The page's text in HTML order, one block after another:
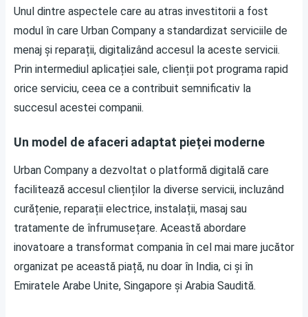
Unul dintre aspectele care au atras investitorii a fost
modul în care Urban Company a standardizat serviciile de
menaj și reparații, digitalizând accesul la aceste servicii.
Prin intermediul aplicației sale, clienții pot programa rapid
orice serviciu, ceea ce a contribuit semnificativ la
succesul acestei companii.
Un model de afaceri adaptat pieței moderne
Urban Company a dezvoltat o platformă digitală care
facilitează accesul clienților la diverse servicii, incluzând
curățenie, reparații electrice, instalații, masaj sau
tratamente de înfrumusețare. Această abordare
inovatoare a transformat compania în cel mai mare jucător
organizat pe această piață, nu doar în India, ci și în
Emiratele Arabe Unite, Singapore și Arabia Saudită.